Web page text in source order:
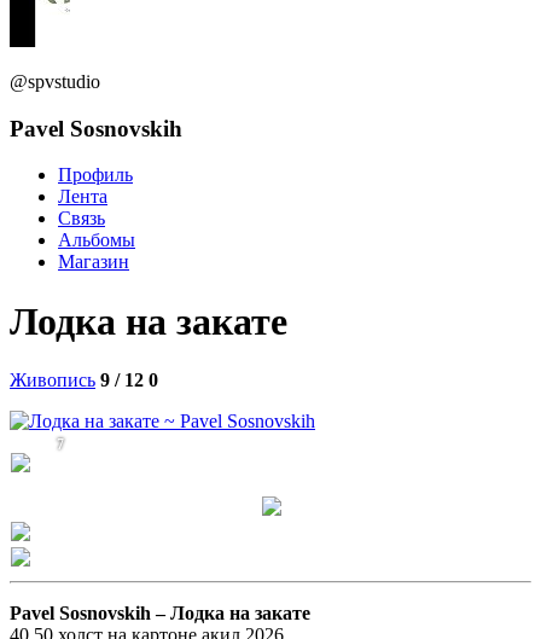
@spvstudio
Pavel Sosnovskih
Профиль
Лента
Связь
Альбомы
Магазин
Лодка на закате
Живопись 9 / 12 0
7
Pavel Sosnovskih –Лодка на закате